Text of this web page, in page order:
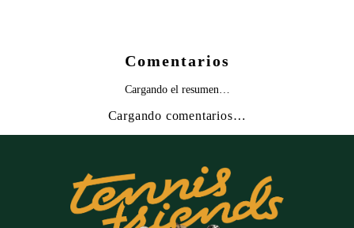
Comentarios
Cargando el resumen…
Cargando comentarios…